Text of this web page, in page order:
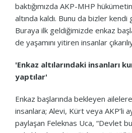
baktığımızda AKP-MHP
altında kaldı. Bunu da bizler
Buraya ilk geldiğimizde enkaz
de yaşamını yitiren insanlar
'Enkaz altılarındaki insanları
yaptılar'
Enkaz başlarında bekleyen
insanlara; Alevi, Kürt veya AKP’li
paylaşan Feleknas Uca, “Devlet